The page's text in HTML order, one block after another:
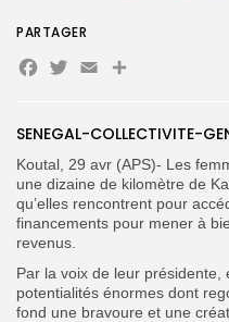
Search
for:
SENEGAL-COLLECTIVITE-
Koutal, 29 avr (APS)- Les
une dizaine de kilomètre de
qu’elles rencontrent pour
financements pour mener à
revenus.
Par la voix de leur
potentialités énormes dont
fond une bravoure et une
PARTAGER
Facebook
Twitter
EmailPartager